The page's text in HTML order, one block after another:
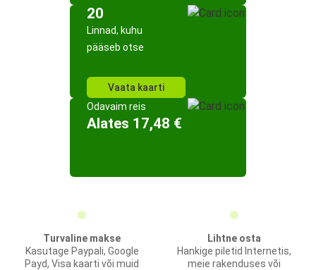
20
Linnad, kuhu
pääseb otse
Vaata kaarti
Odavaim reis
Alates 17,48 €
Turvaline makse
Kasutage Paypali, Google
Payd, Visa kaarti või muid
Lihtne osta
Hankige piletid Internetis,
meie rakenduses või